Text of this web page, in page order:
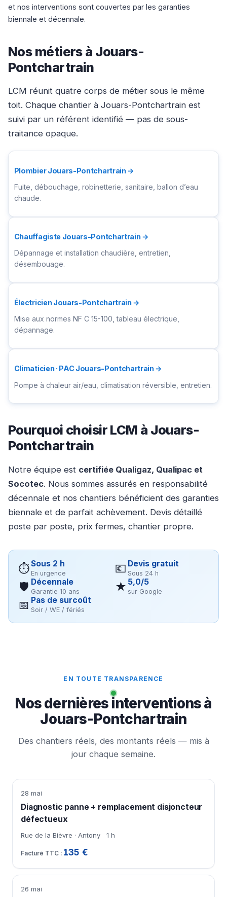
et nos interventions sont couvertes par les garanties
biennale et décennale.
Nos métiers à Jouars-
Pontchartrain
LCM réunit quatre corps de métier sous le même
toit. Chaque chantier à Jouars-Pontchartrain est
suivi par un référent identifié — pas de sous-
traitance opaque.
Plombier Jouars-Pontchartrain →
Fuite, débouchage, robinetterie, sanitaire, ballon d’eau
chaude.
Chauffagiste Jouars-Pontchartrain →
Dépannage et installation chaudière, entretien,
désembouage.
Électricien Jouars-Pontchartrain →
Mise aux normes NF C 15-100, tableau électrique,
dépannage.
Climaticien · PAC Jouars-Pontchartrain →
Pompe à chaleur air/eau, climatisation réversible, entretien.
Pourquoi choisir LCM à Jouars-
Pontchartrain
Notre équipe est certifiée Qualigaz, Qualipac et
Socotec. Nous sommes assurés en responsabilité
décennale et nos chantiers bénéficient des garanties
biennale et de parfait achèvement. Devis détaillé
poste par poste, prix fermes, chantier propre.
⏱Sous 2 h
En urgence 💶 Devis gratuit
Sous 24 h
🛡 Décennale
Garantie 10 ans ★ 5,0/5
sur Google
📅 Pas de surcoût
Soir / WE / fériés
EN TOUTE TRANSPARENCE
Nos dernières interventions à
Jouars-Pontchartrain
Des chantiers réels, des montants réels — mis à
jour chaque semaine.
28 mai
Diagnostic panne + remplacement disjoncteur
défectueux
Rue de la Bièvre · Antony 1 h
135 €
26 mai